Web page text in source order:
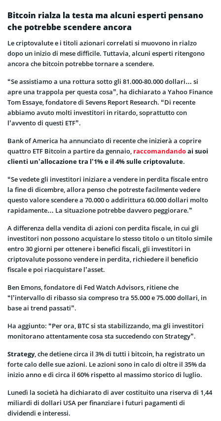
Bitcoin rialza la testa ma alcuni esperti pensano
che potrebbe scendere ancora
Le criptovalute e i titoli azionari correlati si muovono in rialzo
dopo un inizio di mese difficile. Tuttavia, alcuni esperti ritengono
ancora che bitcoin potrebbe tornare a scendere.
“Se assistiamo a una rottura sotto gli 81.000-80.000 dollari… si
apre una trappola per questa cosa”, ha dichiarato a Yahoo Finance
Tom Essaye, fondatore di Sevens Report Research. “Di recente
abbiamo avuto molti investitori in ritardo, soprattutto con
l’avvento di questi ETF”.
Bank of America ha annunciato di recente che inizierà a coprire
quattro ETF Bitcoin a partire da gennaio, raccomandandoai suoi
clienti un’allocazione tra l’1% e il 4% sulle criptovalute.
“Se vedete gli investitori iniziare a vendere in perdita fiscale entro
la fine di dicembre, allora penso che potreste facilmente vedere
questo valore scendere a 70.000 o addirittura 60.000 dollari molto
rapidamente… La situazione potrebbe davvero peggiorare.”
A differenza della vendita di azioni con perdita fiscale, in cui gli
investitori non possono acquistare lo stesso titolo o un titolo simile
entro 30 giorni per ottenere i benefici fiscali, gli investitori in
criptovalute possono vendere in perdita, richiedere il beneficio
fiscale e poi riacquistare l’asset.
Ben Emons, fondatore di Fed Watch Advisors, ritiene che
“l’intervallo di ribasso sia compreso tra 55.000 e 75.000 dollari, in
base ai trend passati”.
Ha aggiunto: “Per ora, BTC si sta stabilizzando, ma gli investitori
monitorano attentamente cosa sta succedendo con Strategy”.
Strategy, che detiene circa il 3% di tutti i bitcoin, ha registrato un
forte calo delle sue azioni. Le azioni sono in calo di oltre il 35% da
inizio anno e di circa il 60% rispetto al massimo storico di luglio.
Lunedì la società ha dichiarato di aver costituito una riserva di 1,44
miliardi di dollari USA per finanziare i futuri pagamenti di
dividendi e interessi.